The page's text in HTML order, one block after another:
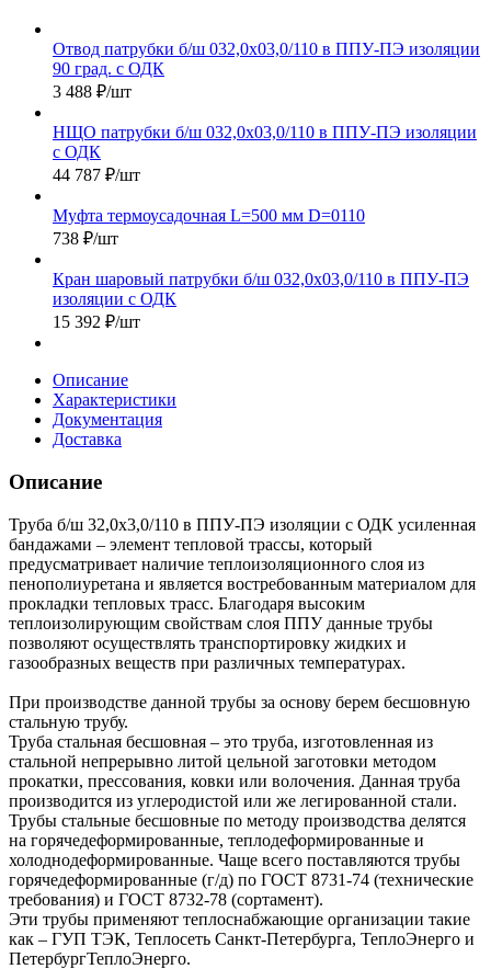
Отвод патрубки б/ш 032,0х03,0/110 в ППУ-ПЭ изоляции
90 град. с ОДК
3 488 ₽/шт
НЩО патрубки б/ш 032,0х03,0/110 в ППУ-ПЭ изоляции
с ОДК
44 787 ₽/шт
Муфта термоусадочная L=500 мм D=0110
738 ₽/шт
Кран шаровый патрубки б/ш 032,0х03,0/110 в ППУ-ПЭ
изоляции с ОДК
15 392 ₽/шт
Описание
Характеристики
Документация
Доставка
Описание
Труба б/ш 32,0х3,0/110 в ППУ-ПЭ изоляции с ОДК усиленная
бандажами – элемент тепловой трассы, который
предусматривает наличие теплоизоляционного слоя из
пенополиуретана и является востребованным материалом для
прокладки тепловых трасс. Благодаря высоким
теплоизолирующим свойствам слоя ППУ данные трубы
позволяют осуществлять транспортировку жидких и
газообразных веществ при различных температурах.
При производстве данной трубы за основу берем бесшовную
стальную трубу.
Труба стальная бесшовная – это труба, изготовленная из
стальной непрерывно литой цельной заготовки методом
прокатки, прессования, ковки или волочения. Данная труба
производится из углеродистой или же легированной стали.
Трубы стальные бесшовные по методу производства делятся
на горячедеформированные, теплодеформированные и
холоднодеформированные. Чаще всего поставляются трубы
горячедеформированные (г/д) по ГОСТ 8731-74 (технические
требования) и ГОСТ 8732-78 (сортамент).
Эти трубы применяют теплоснабжающие организации такие
как – ГУП ТЭК, Теплосеть Санкт-Петербурга, ТеплоЭнерго и
ПетербургТеплоЭнерго.